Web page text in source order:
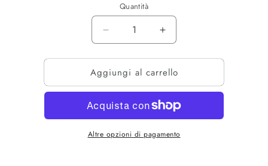
Quantità
Diminuisci
quantità
per
FELPA
BICOLOR
Aumenta
quantità
per
FELPA
BICOLOR
Aggiungi al carrello
Altre opzioni di pagamento